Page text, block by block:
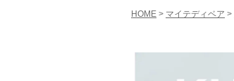
HOME マイテディベア